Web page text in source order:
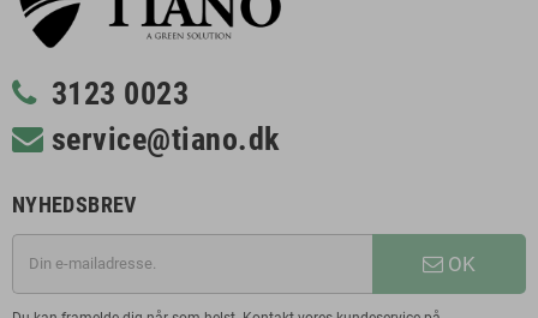
3123 0023
service@tiano.dk
NYHEDSBREV
OK